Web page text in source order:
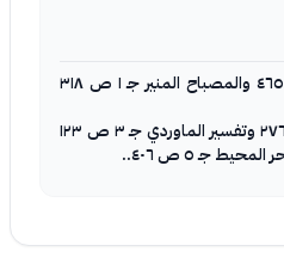
١ - المعجم الوسيط جـ ١ ص ٤٦٥ والمصباح المنير جـ ١ ص ٣١٨
٢ - التبيان للطوسي جـ ٦ ص ٢٧٦ وتفسير الماوردي جـ ٣ ص ١٢٣